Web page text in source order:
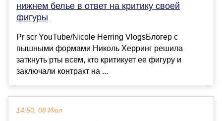
нижнем белье в ответ на критику своей
фигуры
Pr scr YouTube/Nicole Herring VlogsБлогер с
пышными формами Николь Херринг решила
заткнуть рты всем, кто критикует ее фигуру и
заключали контракт на ...
14:50, 08 Июл